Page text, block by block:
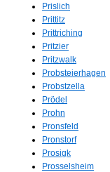
Prislich
Prittitz
Prittriching
Pritzier
Pritzwalk
Probsteierhagen
Probstzella
Prödel
Prohn
Pronsfeld
Pronstorf
Prosigk
Prosselsheim